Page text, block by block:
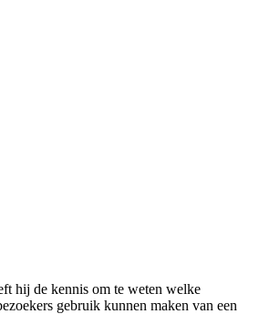
hij de kennis om te weten welke
gebruik kunnen maken van een